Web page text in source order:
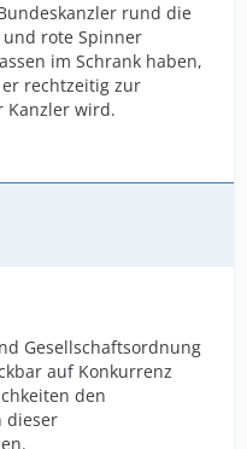
rund die
rote Spinner
im Schrank haben,
rechtzeitig zur
Kanzler wird.
Gesellschaftsordnung
auf Konkurrenz
den
dieser